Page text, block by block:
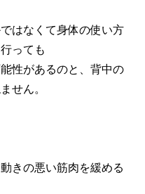
はなくて身体の使い方
っても
性があるのと、背中の
せん。
きの悪い筋肉を緩める